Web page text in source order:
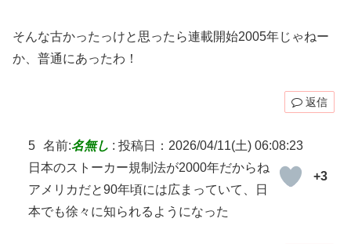
そんな古かったっけと思ったら連載開始2005年じゃねー
か、普通にあったわ！
返信
5 名前:名無し : 投稿日：2026/04/11(土) 06:08:23
+3
日本のストーカー規制法が2000年だからね
アメリカだと90年頃には広まっていて、日
本でも徐々に知られるようになった